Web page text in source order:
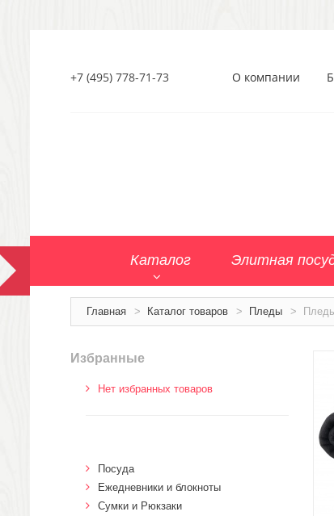
+7 (495) 778-71-73 О компании
Каталог Элитная
Главная > Каталог товаров > Пледы >
Избранные
Нет избранных товаров
Посуда
Ежедневники и блокноты
Сумки и Рюкзаки